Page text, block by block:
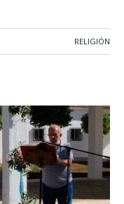
RELIGIÓN